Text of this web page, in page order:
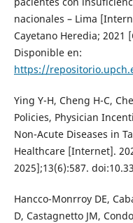
nacionales – Lima
Cayetano Heredia; 2021
Disponible en:
https://
Ying Y-H, Cheng H-C,
Policies, Physician
Non-Acute Diseases in
Healthcare [Internet].
2025];13(6):587.
Hancco-Monrroy DE,
D, Castagnetto JM,